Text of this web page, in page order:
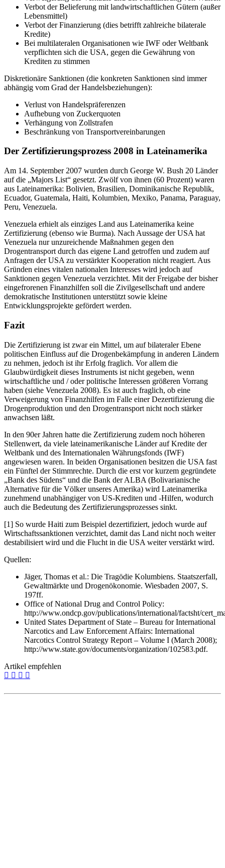
Verbot der Belieferung mit landwirtschaftlichen Gütern (außer
Lebensmittel)
Verbot der Finanzierung (dies betrifft zahlreiche bilaterale
Kredite)
Bei multilateralen Organisationen wie IWF oder Weltbank
verpflichten sich die USA, gegen die Gewährung von
Krediten zu stimmen
Diskretionäre Sanktionen (die konkreten Sanktionen sind immer
abhängig vom Grad der Handelsbeziehungen):
Verlust von Handelspräferenzen
Aufhebung von Zuckerquoten
Verhängung von Zollstrafen
Beschränkung von Transportvereinbarungen
Der Zertifizierungsprozess 2008 in Lateinamerika
Am 14. September 2007 wurden durch George W. Bush 20 Länder
auf die „Majors List“ gesetzt. Zwölf von ihnen (60 Prozent) waren
aus Lateinamerika: Bolivien, Brasilien, Dominikanische Republik,
Ecuador, Guatemala, Haiti, Kolumbien, Mexiko, Panama, Paraguay,
Peru, Venezuela.
Venezuela erhielt als einziges Land aus Lateinamerika keine
Zertifizierung (ebenso wie Burma). Nach Aussage der USA hat
Venezuela nur unzureichende Maßnahmen gegen den
Drogentransport durch das eigene Land getroffen und zudem auf
Anfragen der USA zu verstärkter Kooperation nicht reagiert. Aus
Gründen eines vitalen nationalen Interesses wird jedoch auf
Sanktionen gegen Venezuela verzichtet. Mit der Freigabe der bisher
eingefrorenen Finanzhilfen soll die Zivilgesellschaft und andere
demokratische Institutionen unterstützt sowie kleine
Entwicklungsprojekte gefördert werden.
Fazit
Die Zertifizierung ist zwar ein Mittel, um auf bilateraler Ebene
politischen Einfluss auf die Drogenbekämpfung in anderen Ländern
zu nehmen, jedoch ist ihr Erfolg fraglich. Vor allem die
Glaubwürdigkeit dieses Instruments ist nicht gegeben, wenn
wirtschaftliche und / oder politische Interessen größeren Vorrang
haben (siehe Venezuela 2008). Es ist auch fraglich, ob eine
Verweigerung von Finanzhilfen im Falle einer Dezertifizierung die
Drogenproduktion und den Drogentransport nicht noch stärker
anwachsen läßt.
In den 90er Jahren hatte die Zertifizierung zudem noch höheren
Stellenwert, da viele lateinamerikanische Länder auf Kredite der
Weltbank und des Internationalen Währungsfonds (IWF)
angewiesen waren. In beiden Organisationen besitzen die USA fast
ein Fünftel der Stimmrechte. Durch die erst vor kurzem gegründete
„Bank des Südens“ und die Bank der ALBA (Bolivarianische
Alternative für die Völker unseres Amerika) wird Lateinamerika
zunehmend unabhängiger von US-Krediten und -Hilfen, wodurch
auch die Bedeutung des Zertifizierungsprozesses sinkt.
[1] So wurde Haiti zum Beispiel dezertifiziert, jedoch wurde auf
Wirtschaftssanktionen verzichtet, damit das Land nicht noch weiter
destabilisiert wird und die Flucht in die USA weiter verstärkt wird.
Quellen:
Jäger, Thomas et al.: Die Tragödie Kolumbiens. Staatszerfall,
Gewaltmärkte und Drogenökonomie. Wiesbaden 2007, S.
197ff.
Office of National Drug and Control Policy:
http://www.ondcp.gov/publications/international/factsht/
United States Department of State – Bureau for International
Narcotics and Law Enforcement Affairs: International
Narcotics Control Strategy Report – Volume I (March 2008);
http://www.state.gov/documents/organization/102583.pdf.
Artikel empfehlen